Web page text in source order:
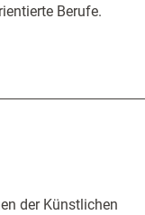
Berufe.
der Künstlichen